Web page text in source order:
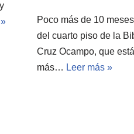
Poco más de 10
del cuarto piso de la
Cruz Ocampo, que
más… Leer más »